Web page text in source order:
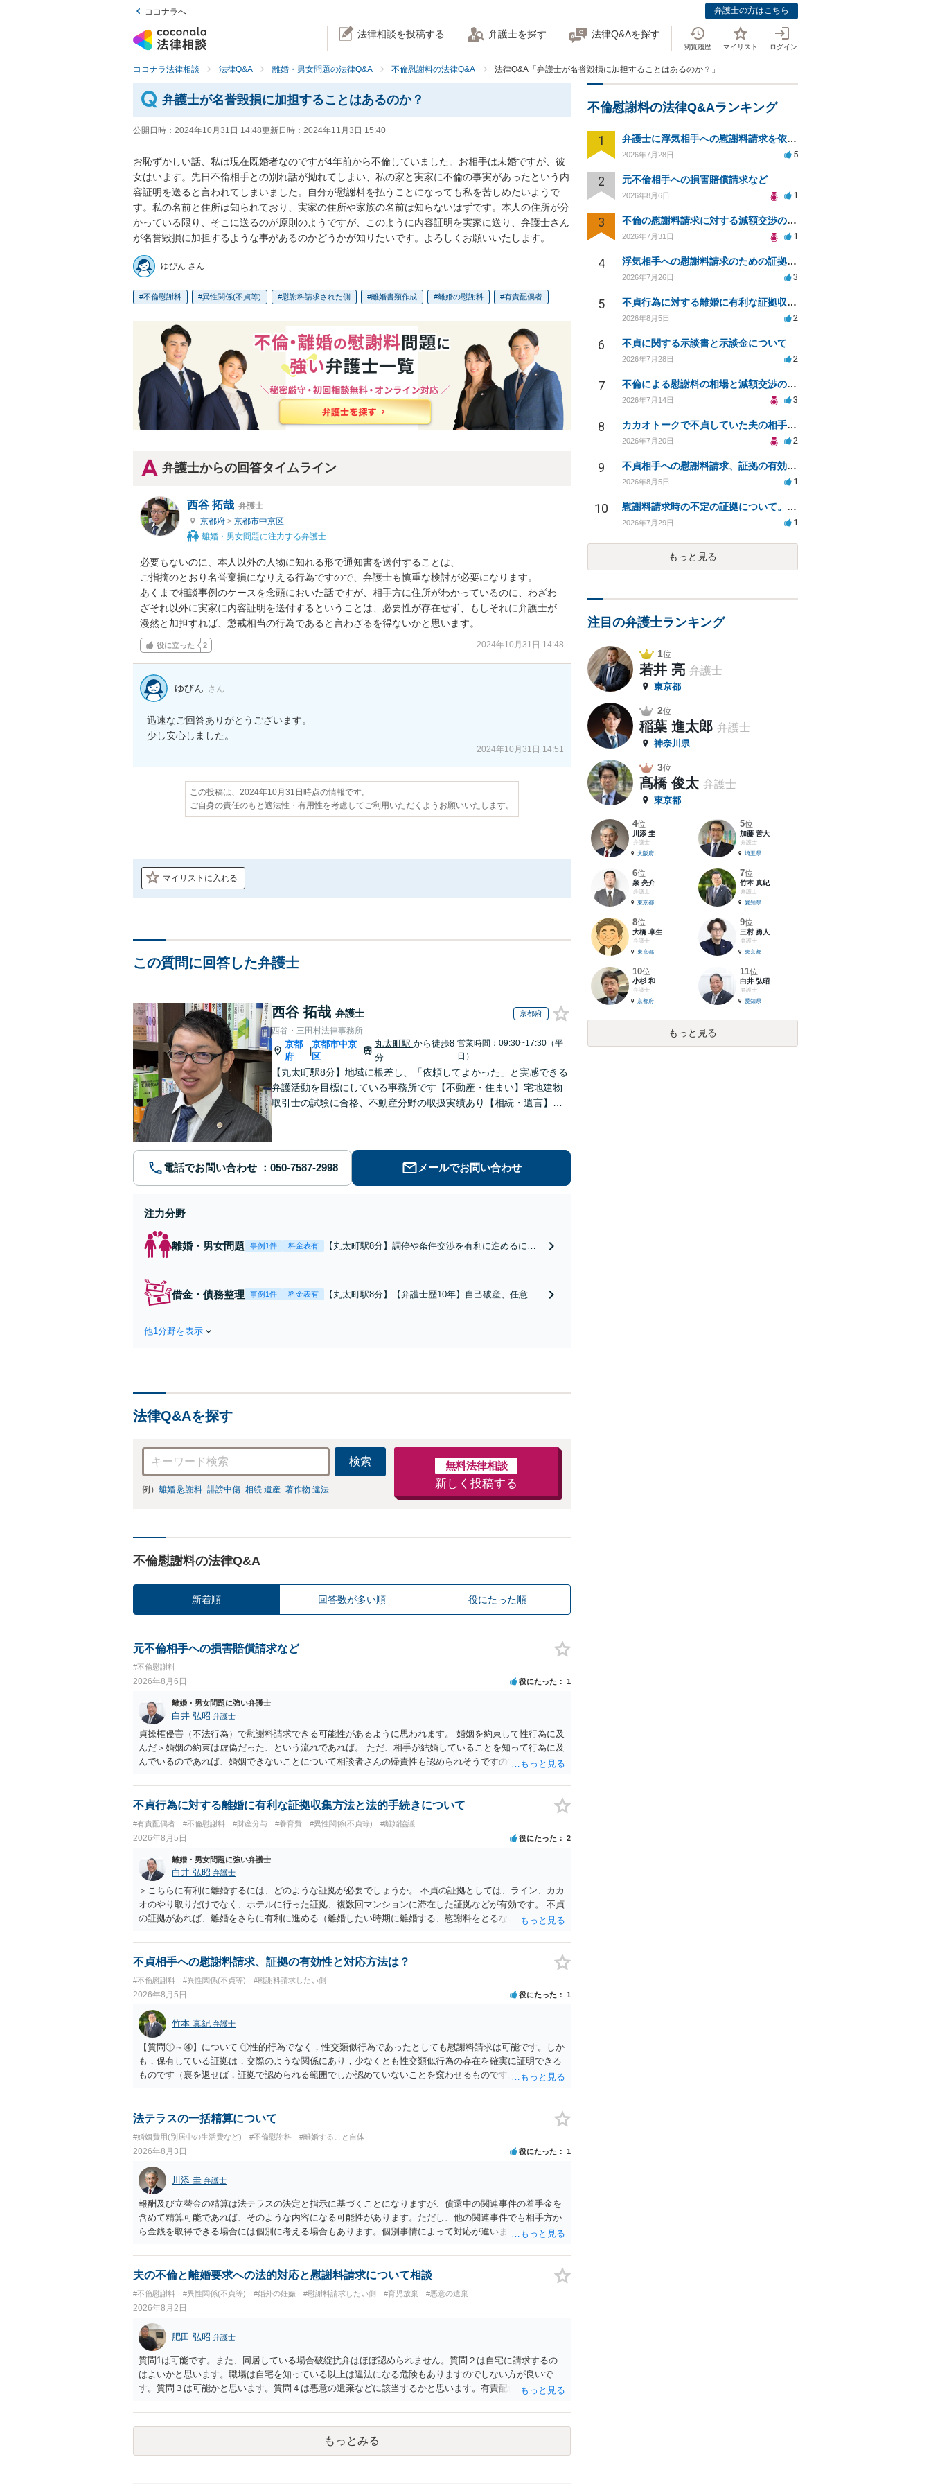
ココナラへ 弁護士の方はこちら
法律相談を投稿する 弁護士を探す 法律Q&Aを探す
閲覧履歴 マイリスト ログイン
ココナラ法律相談 法律Q&A 離婚・男女問題の法律Q&A 不倫慰謝料の法律Q&A 法律Q&A「弁護士が名誉毀損に加担することはあるのか？」
弁護士が名誉毀損に加担することはあるのか？
公開日時： 2024年10月31日 14:48更新日時： 2024年11月3日 15:40
お恥ずかしい話、私は現在既婚者なのですが4年前から不倫していました。お相手は未婚ですが、彼
女はいます。先日不倫相手との別れ話が拗れてしまい、私の家と実家に不倫の事実があったという内
容証明を送ると言われてしまいました。自分が慰謝料を払うことになっても私を苦しめたいようで
す。私の名前と住所は知られており、実家の住所や家族の名前は知らないはずです。本人の住所が分
かっている限り、そこに送るのが原則のようですが、このように内容証明を実家に送り、弁護士さん
が名誉毀損に加担するような事があるのかどうかが知りたいです。よろしくお願いいたします。
ゆびん さん
不倫慰謝料 異性関係(不貞等) 慰謝料請求された側 離婚書類作成 離婚の慰謝料 有責配偶者
弁護士からの回答タイムライン
西谷 拓哉 弁護士
京都府 > 京都市中京区
離婚・男女問題に注力する弁護士
必要もないのに、本人以外の人物に知れる形で通知書を送付することは、
ご指摘のとおり名誉棄損になりえる行為ですので、弁護士も慎重な検討が必要になります。
あくまで相談事例のケースを念頭においた話ですが、相手方に住所がわかっているのに、わざわ
ざそれ以外に実家に内容証明を送付するということは、必要性が存在せず、もしそれに弁護士が
漫然と加担すれば、懲戒相当の行為であると言わざるを得ないかと思います。
役に立った 2 2024年10月31日 14:48
ゆびん さん
迅速なご回答ありがとうございます。
少し安心しました。
2024年10月31日 14:51
この投稿は、2024年10月31日時点の情報です。
ご自身の責任のもと適法性・有用性を考慮してご利用いただくようお願いいたします。
マイリストに入れる
この質問に回答した弁護士
西谷 拓哉 弁護士 京都府
西谷・三田村法律事務所
京都
府
京都市中京
区
丸太町駅 から徒歩8
分
営業時間：09:30~17:30（平
日）
【丸太町駅8分】地域に根差し、「依頼してよかった」と実感できる
弁護活動を目標にしている事務所です【不動産・住まい】宅地建物
取引士の試験に合格、不動産分野の取扱実績あり【相続・遺言】相
電話でお問い合わせ メールでお問い合わせ
注力分野
離婚・男女問題 事例1件 料金表有
【丸太町駅8分】調停や条件交渉を有利に進めるに
い【初回相談３０分無料】【電話相談可】
借金・債務整理 事例1件 料金表有
【丸太町駅8分】【弁護士歴10年】自己破産、任意整
他1分野を表示
法律Q&Aを探す
検索
例） 離婚 慰謝料 誹謗中傷 相続 遺産 著作物 違法
無料法律相談
新しく投稿する
不倫慰謝料の法律Q&A
新着順 回答数が多い順 役にたった順
元不倫相手への損害賠償請求など
#不倫慰謝料
2026年8月6日 役にたった 1
離婚・男女問題に強い弁護士
白井 弘昭 弁護士
貞操権侵害（不法行為）で慰謝料請求できる可能性があるように思われます。 婚姻を約束して性行為に及
んだ＞婚姻の約束は虚偽だった、という流れであれば。 ただ、相手が結婚していることを知って行為に及
んでいるのであれば、婚姻できないことについて相談者さんの帰責性も認められそうですので、あまり慰
不貞行為に対する離婚に有利な証拠収集方法と法的手続きについて
#有責配偶者 #不倫慰謝料 #財産分与 #養育費 #異性関係(不貞等) #離婚協議
2026年8月5日 役にたった 2
離婚・男女問題に強い弁護士
白井 弘昭 弁護士
＞こちらに有利に離婚するには、どのような証拠が必要でしょうか。 不貞の証拠としては、ライン、カカ
オのやり取りだけでなく、ホテルに行った証拠、複数回マンションに滞在した証拠などが有効です。 不貞
の証拠があれば、離婚をさらに有利に進める（離婚したい時期に離婚する、慰謝料をとるなど）ことがで
がありますので、ご注意ください。 以上、ご参考まで。
不貞相手への慰謝料請求、証拠の有効性と対応方法は？
#不倫慰謝料 #異性関係(不貞等) #慰謝料請求したい側
2026年8月5日 役にたった 1
竹本 真紀 弁護士
【質問①～④】について ①性的行為でなく，性交類似行為であったとしても慰謝料請求は可能です。しか
も，保有している証拠は，交際のような関係にあり，少なくとも性交類似行為の存在を確実に証明できる
ものです（裏を返せば，証拠で認められる範囲でしか認めていないことを窺わせるものです。）。ですか
して，この点を考慮されることになるかもしれません。 ②夫との今後のことを考えて書いてもらうか否か
を検討するのがよいと思います。今ある証拠以上のことを証明（証明力を強めることも含む）できるので
とが前提であり，その価値と夫との関係との均衡のように思います。 ③行政書士に委任をしているのであ
れば，どのような内容の委任なのか不明ですが，その行政書士との協議になると思います。請求するか，
訴訟にするか，その点の見極めや，相手方は性交類似行為は認めているのか，それさえも否定しているの
かによって，考え方・進め方は変わってくると思います。 ④性交類似行為を認めているにもかかわらず支
払を拒否するのであれば，本人（行政書士でも同じだと思います。）への対応ではあまり変わらないよう
に思います。減額で折り合えるなら本人様の交渉でもよいように思いますが，ゼロかどうかの観点であれ
ば，訴訟に進むしかなくなるようにも思います。そうしますと，お近くの弁護士に相談して進めることを
法テラスの一括精算について
#婚姻費用(別居中の生活費など) #不倫慰謝料 #離婚すること自体
2026年8月3日 役にたった 1
川添 圭 弁護士
報酬及び立替金の精算は法テラスの決定と指示に基づくことになりますが、償還中の関連事件の着手金を
含めて精算可能であれば、そのような内容になる可能性があります。ただし、他の関連事件でも相手方か
ら金銭を取得できる場合には個別に考える場合もあります。個別事情によって対応が違いますので、法テ
夫の不倫と離婚要求への法的対応と慰謝料請求について相談
#不倫慰謝料 #異性関係(不貞等) #婚外の妊娠 #慰謝料請求したい側 #育児放棄 #悪意の遺棄
2026年8月2日
肥田 弘昭 弁護士
質問1は可能です。また、同居している場合破綻抗弁はほぼ認められません。質問２は自宅に請求するの
はよいかと思います。職場は自宅を知っている以上は違法になる危険もありますのでしない方が良いで
す。質問３は可能かと思います。質問４は悪意の遺棄などに該当するかと思います。有責配偶者ですので
い、相続権が発生します。合意があれば法的に可能ですが法律で強制することはできません。質問６は可
能です。質問７は不貞行為の写真データ（ハメ撮り）、第三者撮影の腕組み写真、夫の自白録音まである
のであれば十分かと思います。ご参考にしてください。
もっとみる
不倫慰謝料の法律Q&Aランキング
1 弁護士に浮気相手への慰謝料請求を依頼する費用相場は？
2026年7月28日 5
2 元不倫相手への損害賠償請求など
2026年8月6日 1
3 不倫の慰謝料請求に対する減額交渉の可能性と対策
2026年7月31日 1
4 浮気相手への慰謝料請求のための証拠集めと探偵選び
2026年7月26日 3
5 不貞行為に対する離婚に有利な証拠収集方法と法的手続きについて
2026年8月5日 2
6 不貞に関する示談書と示談金について
2026年7月28日 2
7 不倫による慰謝料の相場と減額交渉の可能性について
2026年7月14日 3
8 カカオトークで不貞していた夫の相手を特定したい
2026年7月20日 2
9 不貞相手への慰謝料請求、証拠の有効性と対応方法は？
2026年8月5日 1
10 慰謝料請求時の不定の証拠について。効力があるのか知りたい。
2026年7月29日 1
もっと見る
注目の弁護士ランキング
1位
若井 亮 弁護士
東京都
2位
稲葉 進太郎 弁護士
神奈川県
3位
髙橋 俊太 弁護士
東京都
4位
川添 圭
弁護士
大阪府
5位
加藤 善大
弁護士
埼玉県
6位
泉 亮介
弁護士
東京都
7位
竹本 真紀
弁護士
愛知県
8位
大橋 卓生
弁護士
東京都
9位
三村 勇人
弁護士
東京都
10位
小杉 和
弁護士
京都府
11位
白井 弘昭
弁護士
愛知県
もっと見る